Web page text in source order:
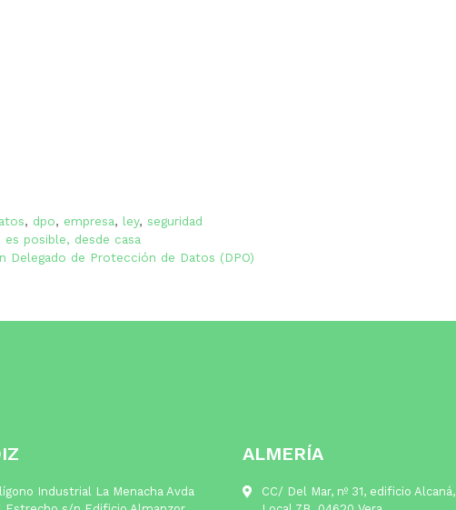
, dpo, empresa, ley, seguridad
posible, desde casa
Delegado de Protección de Datos (DPO)
Industrial La Menacha Avda
ALMERÍA
CC/ Del Mar, nº 31, edificio Alcaná,